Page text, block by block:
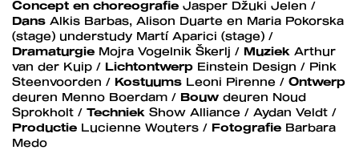
Concept en choreografie Jasper Džuki Jelen /
Dans Alkis Barbas, Alison Duarte en Maria Pokorska
(stage) understudy Martí Aparici (stage) /
Dramaturgie Mojra Vogelnik Škerlj / Muziek Arthur
van der Kuip / Lichtontwerp Einstein Design / Pink
Steenvoorden / Kostuums Leoni Pirenne / Ontwerp
deuren Menno Boerdam / Bouw deuren Noud
Sprokholt / Techniek Show Alliance / Aydan Veldt /
Productie Lucienne Wouters / Fotografie Barbara
Medo